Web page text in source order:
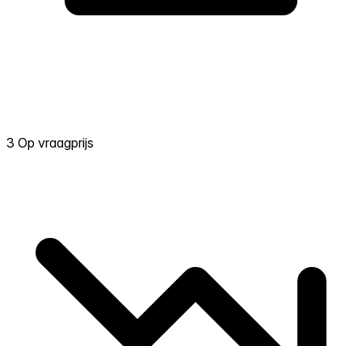
3 Op vraagprijs